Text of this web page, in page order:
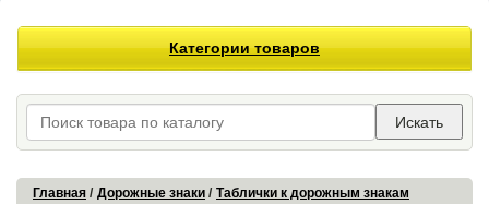
Категории товаров
Искать
Главная Дорожные знаки Таблички к дорожным знакам